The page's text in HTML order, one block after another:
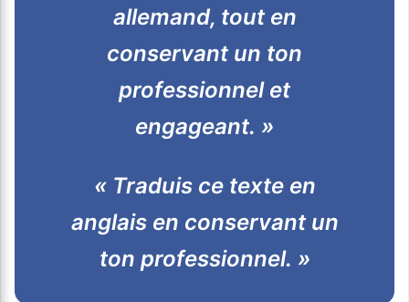
allemand, tout en
conservant un ton
professionnel et
engageant. »
« Traduis ce texte en
anglais en conservant un
ton professionnel. »